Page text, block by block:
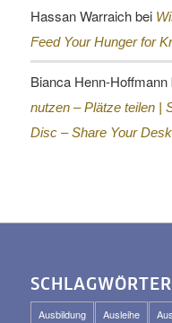
Hassan Warraichbei
Feed Your Hunger for
Bianca Henn-Hoffmann
nutzen – Plätze teilen |
Disc – Share Your
SCHLAGWÖRTER
Ausbildung Ausleihe